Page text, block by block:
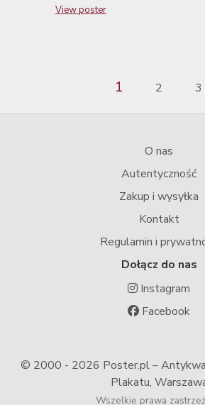
View poster
1 2 3
O nas
Autentyczność
Zakup i wysyłka
Kontakt
Regulamin i
Dołącz do nas
Instagram
Facebook
© 2000 - 2026 Poster.pl –
Plakatu,
Wszelkie prawa